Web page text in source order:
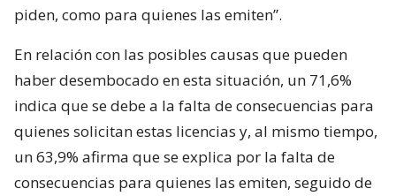
piden, como para quienes las emiten”.
En relación con las posibles causas que pueden
haber desembocado en esta situación, un 71,6%
indica que se debe a la falta de consecuencias para
quienes solicitan estas licencias y, al mismo tiempo,
un 63,9% afirma que se explica por la falta de
consecuencias para quienes las emiten, seguido de